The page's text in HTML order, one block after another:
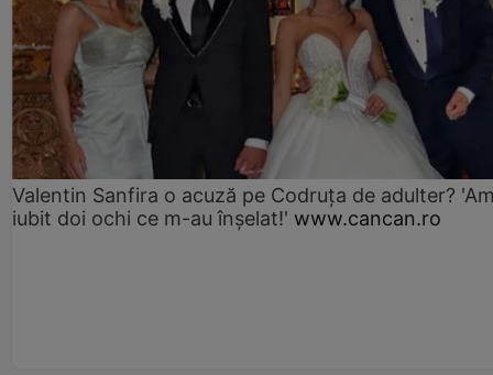
Valentin Sanfira o acuză pe Codruța de adulter?
iubit doi ochi ce m-au înșelat!' www.cancan.ro